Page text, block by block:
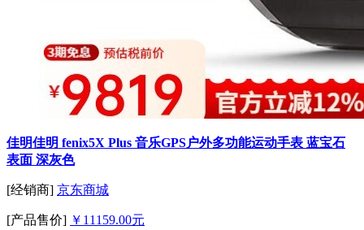
佳明佳明 fenix5X Plus 音乐GPS户外多功能运动手表 蓝宝石
表面 深灰色
[经销商] 京东商城
[产品售价] ￥11159.00元